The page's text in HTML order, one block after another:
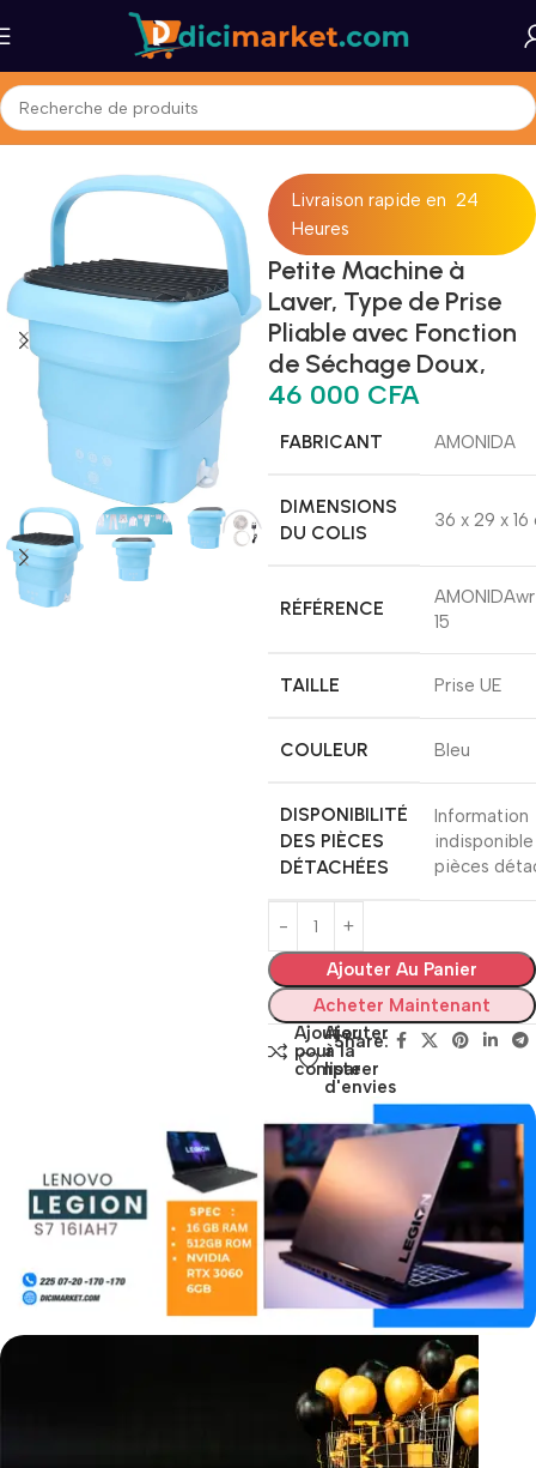
Maison et Bureau Gros Électromenager Laveuses & Sécheuses
Livraison rapide en 24
Heures
Petite Machine à
Laver, Type de Prise
Pliable avec Fonction
de Séchage Doux,
46 000 CFA
FABRICANT ‎AMONIDA
DIMENSIONS
DU COLIS
‎36 x 29 x 16
RÉFÉRENCE
15
TAILLE ‎Prise UE
COULEUR ‎Bleu
DISPONIBILITÉ
DES PIÈCES
DÉTACHÉES
‎Information
indisponible
pièces
Ajouter Au Panier
Acheter Maintenant
Ajouter
pour
comparer
Ajouter
à la
liste
d'envies
Share: